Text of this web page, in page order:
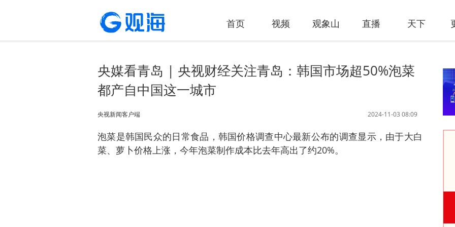
首页 视频 观象山 直播 天下
央媒看青岛 | 央视财经关注青岛：韩国市场超50%泡菜
都产自中国这一城市
2024-11-03 08:09
央视新闻客户端
泡菜是韩国民众的日常食品，韩国价格调查中心最新公布的调查显示，由于大白
菜、萝卜价格上涨，今年泡菜制作成本比去年高出了约20%。